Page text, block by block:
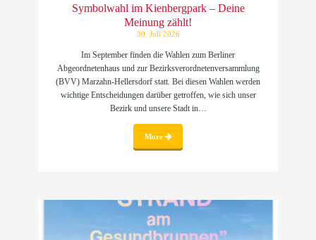
Symbolwahl im Kienbergpark – Deine
Meinung zählt!
30. Juli 2026
Im September finden die Wahlen zum Berliner
Abgeordnetenhaus und zur Bezirksverordnetenversammlung
(BVV) Marzahn-Hellersdorf statt. Bei diesen Wahlen werden
wichtige Entscheidungen darüber getroffen, wie sich unser
Bezirk und unsere Stadt in…
More